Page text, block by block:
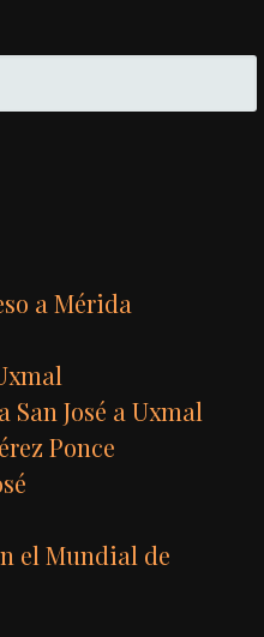
a Mérida
José a Uxmal
Ponce
el Mundial de